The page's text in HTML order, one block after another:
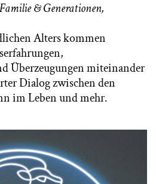
Familie & Generationen,
Alters kommen
Überzeugungen miteinander
Dialog zwischen den
im Leben und mehr.